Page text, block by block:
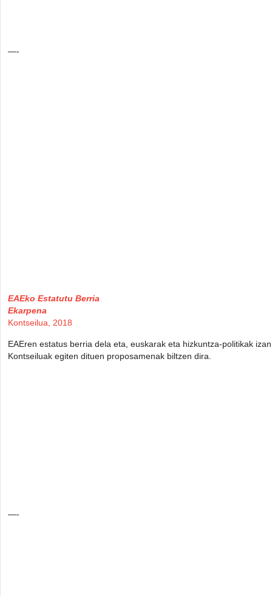
—-
EAEko Estatutu Berria
Ekarpena
Kontseilua, 2018
EAEren estatus berria dela eta, euskarak eta hizkuntza-politikak
Kontseiluak egiten dituen proposamenak biltzen dira.
—-